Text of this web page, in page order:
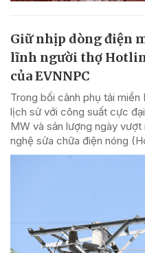
Giữ nhịp dòng điện
lĩnh người thợ
của EVNNPC
Trong bối cảnh phụ tải
lịch sử với công suất cực
MW và sản lượng ngày
nghệ sửa chữa điện nóng